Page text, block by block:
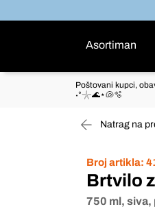
Asortiman
Poštovani kupci,
˖°𓇼🌊⋆🐚🫧
Natrag na
Broj artikla:
Brtvilo
750 ml, siva,